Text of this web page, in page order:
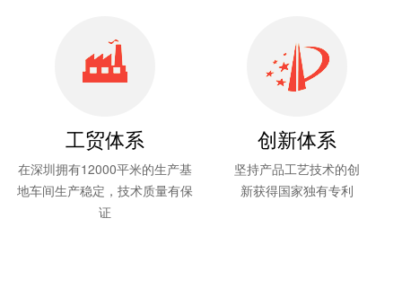
工贸体系
在深圳拥有12000平米的生产基
地车间生产稳定，技术质量有保
证
创新体系
坚持产品工艺技术的创
新获得国家独有专利